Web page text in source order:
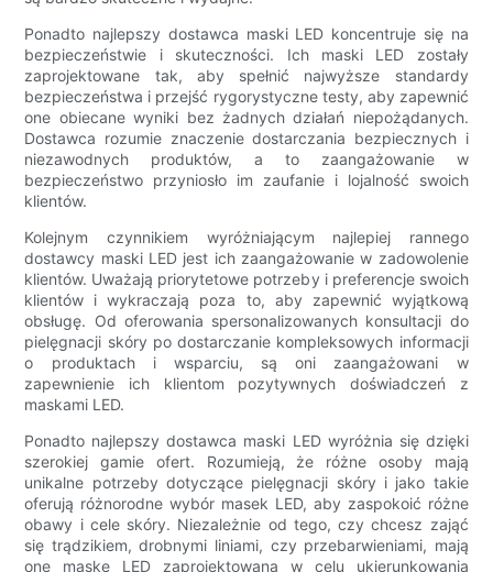
Ponadto najlepszy dostawca maski LED koncentruje się na
bezpieczeństwie i skuteczności. Ich maski LED zostały
zaprojektowane tak, aby spełnić najwyższe standardy
bezpieczeństwa i przejść rygorystyczne testy, aby zapewnić
one obiecane wyniki bez żadnych działań niepożądanych.
Dostawca rozumie znaczenie dostarczania bezpiecznych i
niezawodnych produktów, a to zaangażowanie w
bezpieczeństwo przyniosło im zaufanie i lojalność swoich
klientów.
Kolejnym czynnikiem wyróżniającym najlepiej rannego
dostawcy maski LED jest ich zaangażowanie w zadowolenie
klientów. Uważają priorytetowe potrzeby i preferencje swoich
klientów i wykraczają poza to, aby zapewnić wyjątkową
obsługę. Od oferowania spersonalizowanych konsultacji do
pielęgnacji skóry po dostarczanie kompleksowych informacji
o produktach i wsparciu, są oni zaangażowani w
zapewnienie ich klientom pozytywnych doświadczeń z
maskami LED.
Ponadto najlepszy dostawca maski LED wyróżnia się dzięki
szerokiej gamie ofert. Rozumieją, że różne osoby mają
unikalne potrzeby dotyczące pielęgnacji skóry i jako takie
oferują różnorodne wybór masek LED, aby zaspokoić różne
obawy i cele skóry. Niezależnie od tego, czy chcesz zająć
się trądzikiem, drobnymi liniami, czy przebarwieniami, mają
one maskę LED zaprojektowaną w celu ukierunkowania